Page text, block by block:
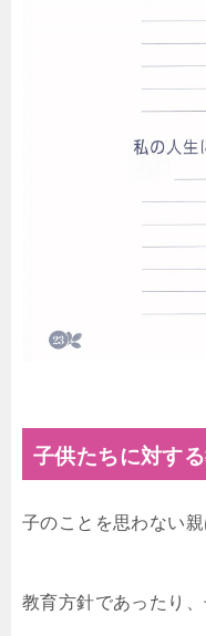
子供たちに対す
子のことを思わない親
教育方針であったり